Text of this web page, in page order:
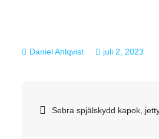
juli 2, 2023
Sebra spjälskydd kapok,